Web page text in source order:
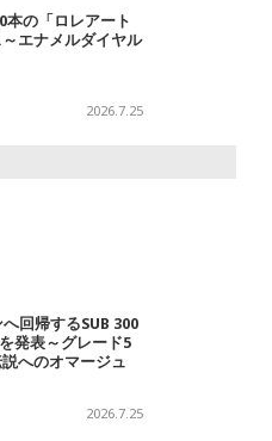
本の「ロレアート
エナメルダイヤル
2026.7.25
回帰するSUB 300
発表～グレード5
へのオマージュ
2026.7.25